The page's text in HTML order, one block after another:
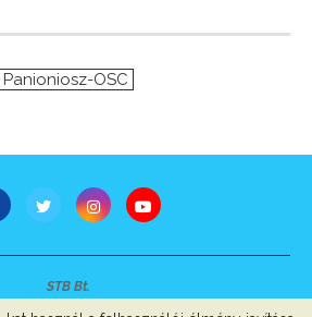
Panioniosz-OSC
STB Bt.